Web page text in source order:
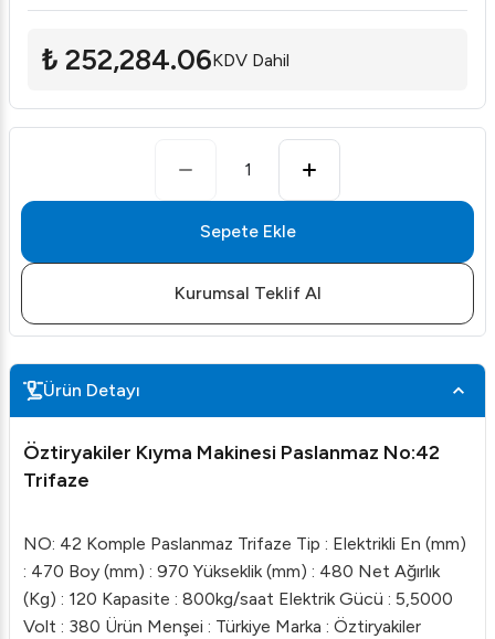
₺ 252,284.06KDV Dahil
1
Sepete Ekle
Kurumsal Teklif Al
Ürün Detayı
Öztiryakiler Kıyma Makinesi Paslanmaz No:42
Trifaze
NO: 42 Komple Paslanmaz Trifaze Tip : Elektrikli En (mm)
: 470 Boy (mm) : 970 Yükseklik (mm) : 480 Net Ağırlık
(Kg) : 120 Kapasite : 800kg/saat Elektrik Gücü : 5,5000
Volt : 380 Ürün Menşei : Türkiye Marka : Öztiryakiler